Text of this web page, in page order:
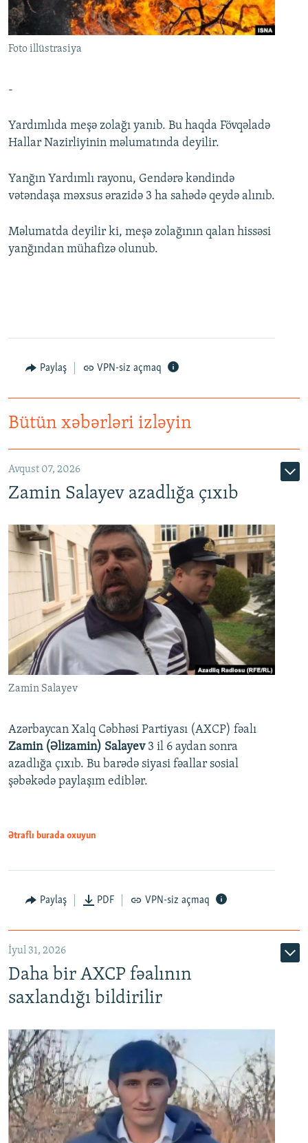
İNFOQRAFIKA
KARIKATURA
AZƏRBAYCAN ƏDƏBIYYATI KITABXANASI
İSLAM VƏ DEMOKRATIYA
MISSIYAMIZ
PEŞƏ ETIKASI VƏ JURNALISTIKA STANDARTLARIMIZ
XƏBƏR BÜLLETENLƏRIMIZ
BIZI IZLƏ
Foto illüstrasiya
-
Yardımlıda meşə zolağı yanıb. Bu haqda Fövqəladə
Hallar Nazirliyinin məlumatında deyilir.
Yanğın Yardımlı rayonu, Gendərə kəndində
vətəndaşa məxsus ərazidə 3 ha sahədə qeydə alınıb.
Məlumatda deyilir ki, meşə zolağının qalan hissəsi
yanğından mühafizə olunub.
Paylaş VPN-siz açmaq
Bütün xəbərləri izləyin
Avqust 07, 2026
Zamin Salayev azadlığa çıxıb
Zamin Salayev
Azərbaycan Xalq Cəbhəsi Partiyası (AXCP) fəalı
Zamin (Əlizamin) Salayev 3 il 6 aydan sonra
azadlığa çıxıb. Bu barədə siyasi fəallar sosial
şəbəkədə paylaşım ediblər.
Ətraflı burada oxuyun
Paylaş PDF VPN-siz açmaq
İyul 31, 2026
Daha bir AXCP fəalının
saxlandığı bildirilir